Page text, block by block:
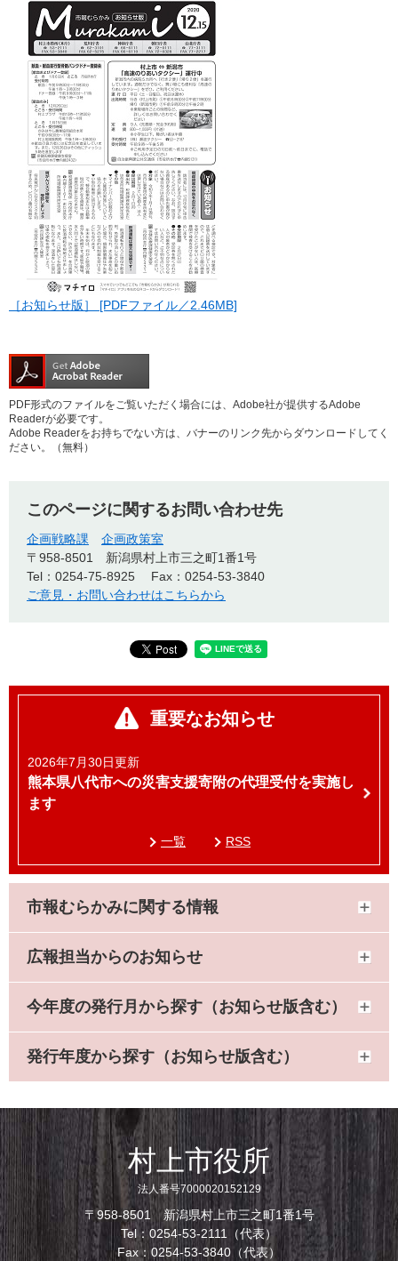
［お知らせ版］ [PDFファイル／2.46MB]
PDF形式のファイルをご覧いただく場合には、Adobe社が提供するAdobe
Readerが必要です。
Adobe Readerをお持ちでない方は、バナーのリンク先からダウンロードしてく
ださい。（無料）
このページに関するお問い合わせ先
企画戦略課
企画政策室
〒958-8501
新潟県村上市三之町1番1号
Tel：0254-75-8925
Fax：0254-53-3840
ご意見・お問い合わせはこちらから
重要なお知らせ
2026年7月30日更新
熊本県八代市への災害支援寄附の代理受付を実施し
ます
一覧 RSS
市報むらかみに関する情報
広報担当からのお知らせ
今年度の発行月から探す（お知らせ版含む）
発行年度から探す（お知らせ版含む）
村上市役所
法人番号7000020152129
〒958-8501 新潟県村上市三之町1番1号
Tel：0254-53-2111（代表）
Fax：0254-53-3840（代表）